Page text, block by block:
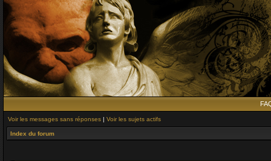
Voir les messages sans réponses | Voir les sujets actifs
Index du forum